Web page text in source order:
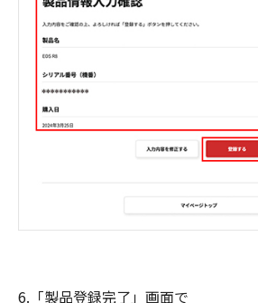
6.「製品登録完了」画面で